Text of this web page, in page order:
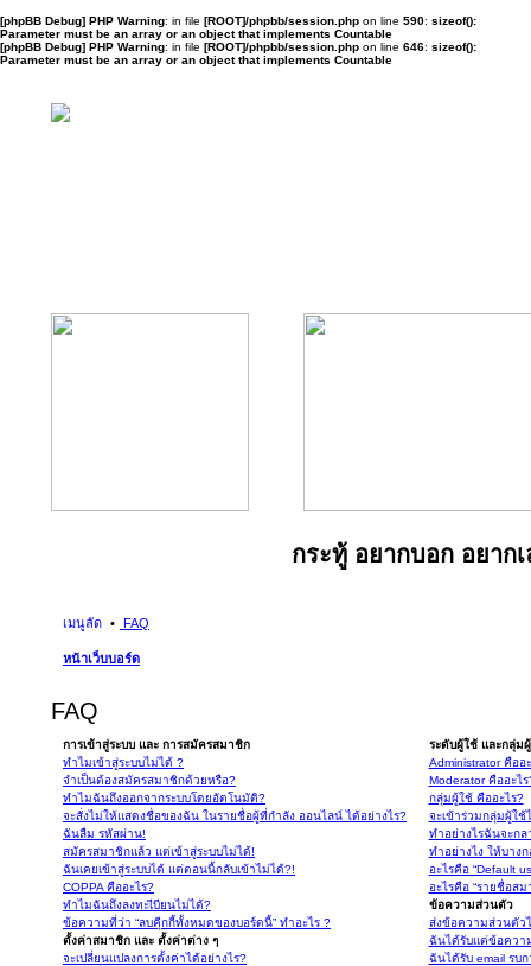
[phpBB Debug] PHP Warning: in file [ROOT]/phpbb/session.php on line 590: sizeof():
Parameter must be an array or an object that implements Countable
[phpBB Debug] PHP Warning: in file [ROOT]/phpbb/session.php on line 646: sizeof():
Parameter must be an array or an object that implements Countable
กระทู้ อยากบอก อยากเ
เมนูลัด FAQ
หน้าเว็บบอร์ด
FAQ
การเข้าสู่ระบบ และ การสมัครสมาชิก
ทำไมเข้าสู่ระบบไม่ได้ ?
จำเป็นต้องสมัครสมาชิกด้วยหรือ?
ทำไมฉันถึงออกจากระบบโดยอัตโนมัติ?
จะสั่งไม่ให้แสดงชื่อของฉัน ในรายชื่อผู้ที่กำลัง ออนไลน์ ได้อย่างไร?
ฉันลืม รหัสผ่าน!
สมัครสมาชิกแล้ว แต่เข้าสู่ระบบไม่ได้!
ฉันเคยเข้าสู่ระบบได้ แต่ตอนนี้กลับเข้าไม่ได้?!
COPPA คืออะไร?
ทำไมฉันถึงลงทะเีบียนไม่ได้?
ข้อความที่ว่า “ลบคุีกกี้ทั้งหมดของบอร์ดนี้” ทำอะไร ?
ตั้งค่าสมาชิก และ ตั้งค่าต่าง ๆ
จะเปลี่ยนแปลงการตั้งค่าได้อย่างไร?
ระดับผู้ใช้ และกลุ่ม
Administrator คืออ
Moderator คืออะไร
กลุ่มผู้ใช้ คืออะไร?
จะเข้าร่วมกลุ่มผู้ใช้
ทำอย่างไรฉันจะก
ทำอย่างไง ให้บาง
อะไรคือ “Default
อะไรคือ “รายชื่อสม
ข้อความส่วนตัว
ส่งข้อความส่วนตัว
ฉันได้รับแต่ข้อควา
ฉันได้รับ email รบ